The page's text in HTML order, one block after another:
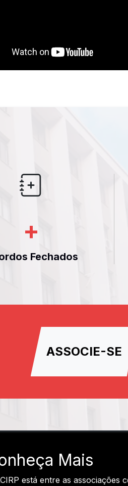
+
Fechados
ASSOCIE-SE
Mais
está entre as associações